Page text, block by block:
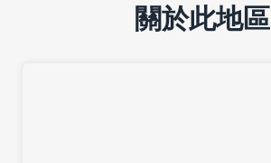
關於此地區